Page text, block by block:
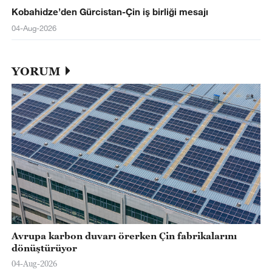
Kobahidze’den Gürcistan-Çin iş birliği mesajı
04-Aug-2026
YORUM
Avrupa karbon duvarı örerken Çin fabrikalarını
dönüştürüyor
04-Aug-2026